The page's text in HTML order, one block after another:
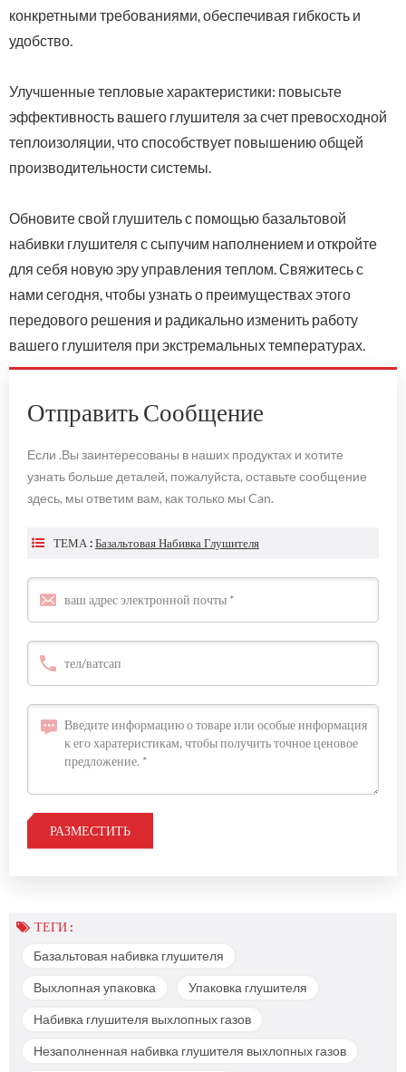
конкретными требованиями, обеспечивая гибкость и
удобство.
Улучшенные тепловые характеристики: повысьте
эффективность вашего глушителя за счет превосходной
теплоизоляции, что способствует повышению общей
производительности системы.
Обновите свой глушитель с помощью базальтовой
набивки глушителя с сыпучим наполнением и откройте
для себя новую эру управления теплом. Свяжитесь с
нами сегодня, чтобы узнать о преимуществах этого
передового решения и радикально изменить работу
вашего глушителя при экстремальных температурах.
Отправить Сообщение
Если .Вы заинтересованы в наших продуктах и хотите
узнать больше деталей, пожалуйста, оставьте сообщение
здесь, мы ответим вам, как только мы Can.
ТЕМА :Базальтовая Набивка Глушителя
ТЕГИ :
Базальтовая набивка глушителя
Выхлопная упаковка Упаковка глушителя
Набивка глушителя выхлопных газов
Незаполненная набивка глушителя выхлопных газов